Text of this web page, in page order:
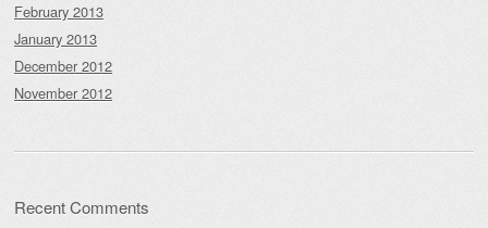
February 2013
January 2013
December 2012
November 2012
Recent Comments